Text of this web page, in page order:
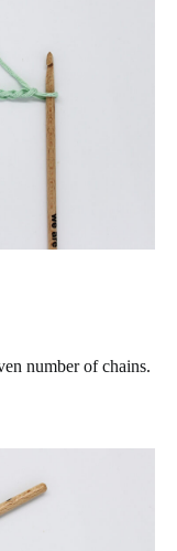
number of chains.